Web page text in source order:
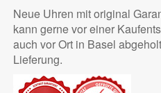
Neue Uhren mit original
kann gerne vor einer
auch vor Ort in Basel
Lieferung.